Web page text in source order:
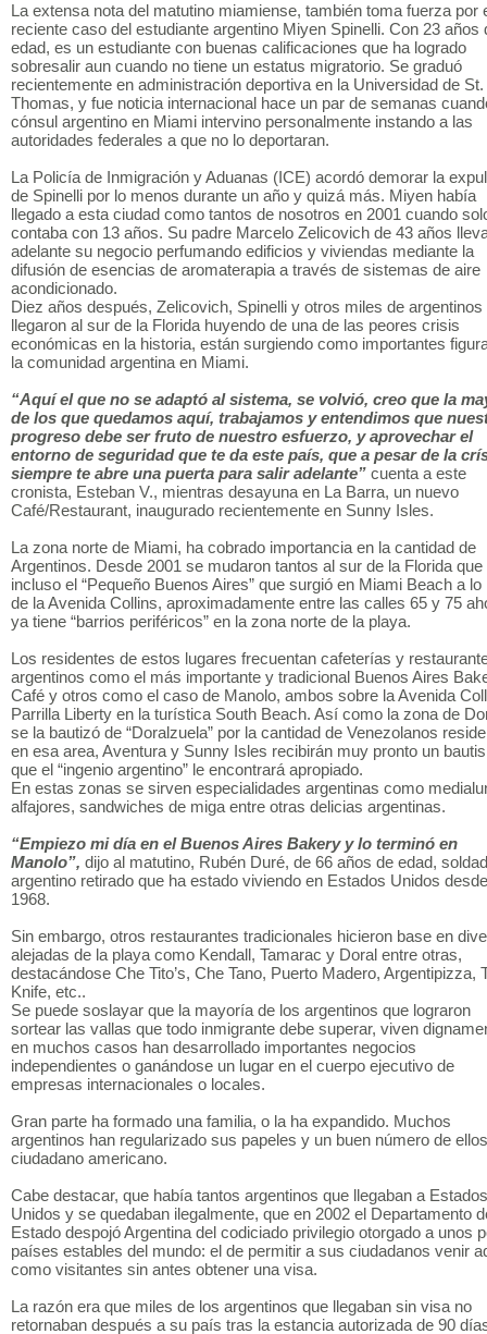
La extensa nota del matutino miamiense, también toma fuerza por
reciente caso del estudiante argentino Miyen Spinelli. Con 23 años
edad, es un estudiante con buenas calificaciones que ha logrado
sobresalir aun cuando no tiene un estatus migratorio. Se graduó
recientemente en administración deportiva en la Universidad de St.
Thomas, y fue noticia internacional hace un par de semanas
cónsul argentino en Miami intervino personalmente instando a las
autoridades federales a que no lo deportaran.
La Policía de Inmigración y Aduanas (ICE) acordó demorar la
de Spinelli por lo menos durante un año y quizá más. Miyen había
llegado a esta ciudad como tantos de nosotros en 2001 cuando
contaba con 13 años. Su padre Marcelo Zelicovich de 43 años
adelante su negocio perfumando edificios y viviendas mediante la
difusión de esencias de aromaterapia a través de sistemas de aire
acondicionado.
Diez años después, Zelicovich, Spinelli y otros miles de argentinos
llegaron al sur de la Florida huyendo de una de las peores crisis
económicas en la historia, están surgiendo como importantes
la comunidad argentina en Miami.
“Aquí el que no se adaptó al sistema, se volvió, creo que la
de los que quedamos aquí, trabajamos y entendimos que
progreso debe ser fruto de nuestro esfuerzo, y aprovechar el
entorno de seguridad que te da este país, que a pesar de la
siempre te abre una puerta para salir adelante” cuenta a este
cronista, Esteban V., mientras desayuna en La Barra, un nuevo
Café/Restaurant, inaugurado recientemente en Sunny Isles.
La zona norte de Miami, ha cobrado importancia en la cantidad de
Argentinos. Desde 2001 se mudaron tantos al sur de la Florida que
incluso el “Pequeño Buenos Aires” que surgió en Miami Beach a lo
de la Avenida Collins, aproximadamente entre las calles 65 y 75
ya tiene “barrios periféricos” en la zona norte de la playa.
Los residentes de estos lugares frecuentan cafeterías y
argentinos como el más importante y tradicional Buenos Aires
Café y otros como el caso de Manolo, ambos sobre la Avenida
Parrilla Liberty en la turística South Beach. Así como la zona de
se la bautizó de “Doralzuela” por la cantidad de Venezolanos
en esa area, Aventura y Sunny Isles recibirán muy pronto un
que el “ingenio argentino” le encontrará apropiado.
En estas zonas se sirven especialidades argentinas como
alfajores, sandwiches de miga entre otras delicias argentinas.
“Empiezo mi día en el Buenos Aires Bakery y lo terminó en
Manolo”, dijo al matutino, Rubén Duré, de 66 años de edad,
argentino retirado que ha estado viviendo en Estados Unidos desde
1968.
Sin embargo, otros restaurantes tradicionales hicieron base en
alejadas de la playa como Kendall, Tamarac y Doral entre otras,
destacándose Che Tito’s, Che Tano, Puerto Madero, Argentipizza,
Knife, etc..
Se puede soslayar que la mayoría de los argentinos que lograron
sortear las vallas que todo inmigrante debe superar, viven
en muchos casos han desarrollado importantes negocios
independientes o ganándose un lugar en el cuerpo ejecutivo de
empresas internacionales o locales.
Gran parte ha formado una familia, o la ha expandido. Muchos
argentinos han regularizado sus papeles y un buen número de
ciudadano americano.
Cabe destacar, que había tantos argentinos que llegaban a Estados
Unidos y se quedaban ilegalmente, que en 2002 el Departamento
Estado despojó Argentina del codiciado privilegio otorgado a unos
países estables del mundo: el de permitir a sus ciudadanos venir
como visitantes sin antes obtener una visa.
La razón era que miles de los argentinos que llegaban sin visa no
retornaban después a su país tras la estancia autorizada de 90